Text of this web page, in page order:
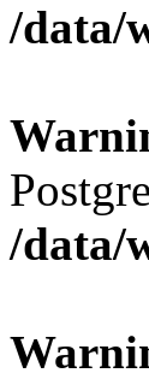
/data/
/data/